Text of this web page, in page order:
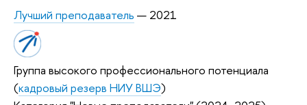
Лучший преподаватель — 2021
Группа высокого профессионального потенциала
(кадровый резерв НИУ ВШЭ)